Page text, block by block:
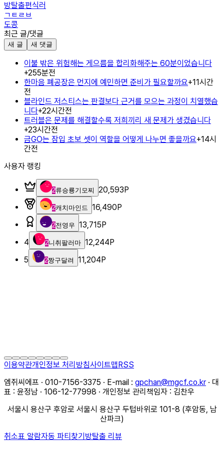
방탈출편식러
ㄱㅌㄹㅂ
도콩
최근 글/댓글
새 글 새 댓글
이불 밖은 위험해는 게으름을 합리화해주는 60분이었습니다
+255분전
한마음 폐공장은 먼지에 예민하면 준비가 필요할까요+11시간
전
블라인드 저스티스는 판결보다 근거를 모으는 과정이 치열했습
니다+22시간전
트러블은 문제를 해결할수록 저희끼리 새 문제가 생겼습니다
+23시간전
금GO는 잠입 초보 셋이 역할을 어떻게 나누면 좋을까요+14시
간전
사용자 랭킹
2류승룡기모찌 20,593P
2캐치마인드 16,490P
2전영우 13,715P
4
2니취팔러마 12,244P
5
2짱구달려 11,204P
이용약관개인정보 처리방침사이트맵RSS
엠쥐씨에프 · 010-7156-3375 · E-mail : gpchan@mgcf.co.kr · 대
표 : 윤정남 · 106-12-77998 · 개인정보 관리책임자 : 김찬우
서울시 용산구 후암로 서울시 용산구 두텁바위로 101-8 (후암동, 남
산파크)
취소표 알람자동 파티찾기방탈출 리뷰